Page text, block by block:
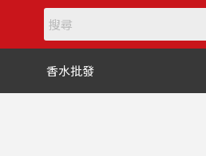
香水批發